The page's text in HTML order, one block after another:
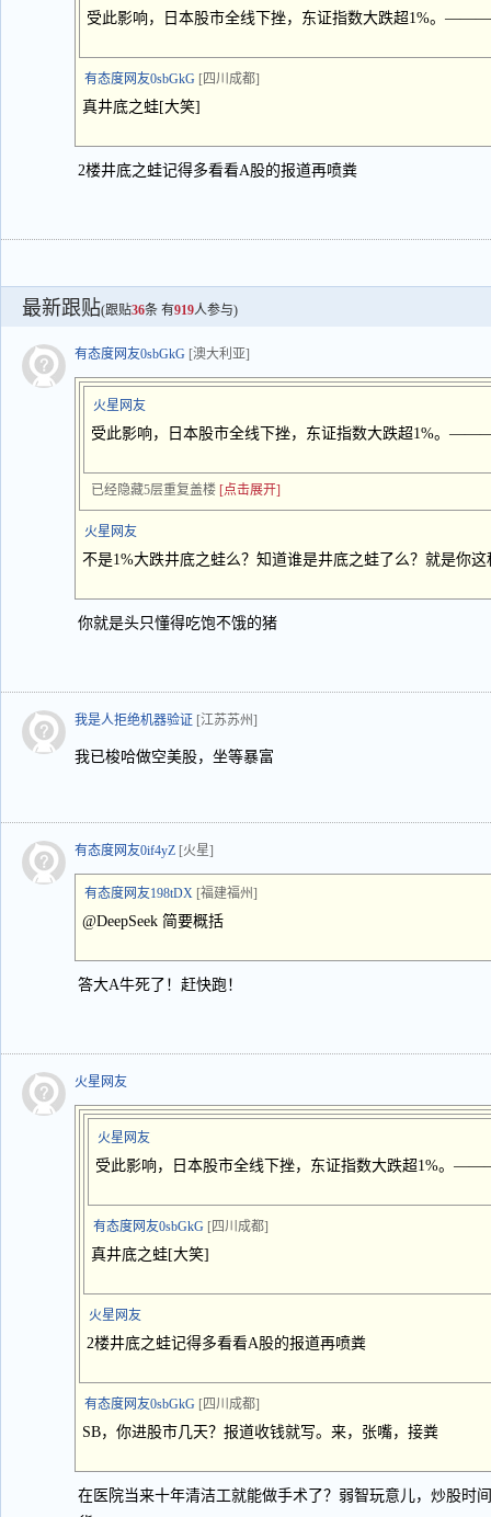
受此影响，日本股市全线下挫，东证指数大跌超1%。
有态度网友0sbGkG [四川成都]
真井底之蛙[大笑]
2楼井底之蛙记得多看看A股的报道再喷粪
最新跟贴(跟贴36条 有919人参与)
有态度网友0sbGkG [澳大利亚]
火星网友
受此影响，日本股市全线下挫，东证指数大跌超1%。
已经隐藏5层重复盖楼 [点击展开]
火星网友
不是1%大跌井底之蛙么？知道谁是井底之蛙了么？就是你
你就是头只懂得吃饱不饿的猪
我是人拒绝机器验证 [江苏苏州]
我已梭哈做空美股，坐等暴富
有态度网友0if4yZ [火星]
有态度网友198tDX [福建福州]
@DeepSeek 简要概括
答大A牛死了！赶快跑！
火星网友
火星网友
受此影响，日本股市全线下挫，东证指数大跌超1%。
有态度网友0sbGkG [四川成都]
真井底之蛙[大笑]
火星网友
2楼井底之蛙记得多看看A股的报道再喷粪
有态度网友0sbGkG [四川成都]
SB，你进股市几天？报道收钱就写。来，张嘴，接粪
在医院当来十年清洁工就能做手术了？弱智玩意儿，炒股时